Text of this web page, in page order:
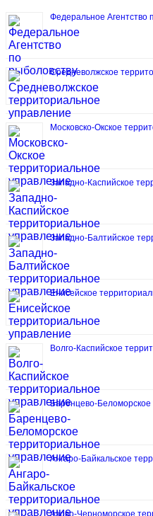
Федеральное Агентство
Средневолжское
Московско-Окское
Западно-Каспийское
Западно-Балтийское
Енисейское
Волго-Каспийское
Баренцево-Беломорское
Ангаро-Байкальское